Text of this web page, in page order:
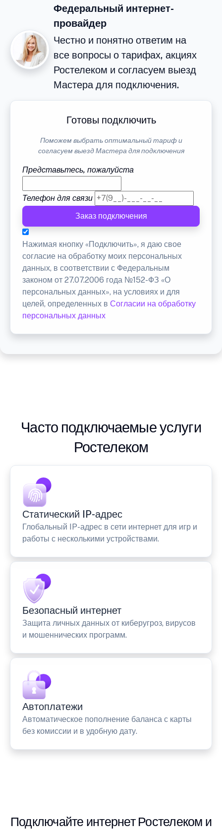
Федеральный интернет-
провайдер
Честно и понятно ответим на
все вопросы о тарифах, акциях
Ростелеком и согласуем выезд
Мастера для подключения.
Готовы подключить
Поможем выбрать оптимальный тариф и
согласуем выезд Мастера для подключения
Представьтесь, пожалуйста
Телефон для связи
Заказ подключения
Нажимая кнопку «Подключить», я даю свое
согласие на обработку моих персональных
данных, в соответствии с Федеральным
законом от 27.07.2006 года №152-ФЗ «О
персональных данных», на условиях и для
целей, определенных в Согласии на обработку
персональных данных
Часто подключаемые услуги
Ростелеком
Статический IP-адрес
Глобальный IP-адрес в сети интернет для игр и
работы с несколькими устройствами.
Безопасный интернет
Защита личных данных от киберугроз, вирусов
и мошеннических программ.
Автоплатежи
Автоматическое пополнение баланса с карты
без комиссии и в удобную дату.
Подключайте интернет Ростелеком и